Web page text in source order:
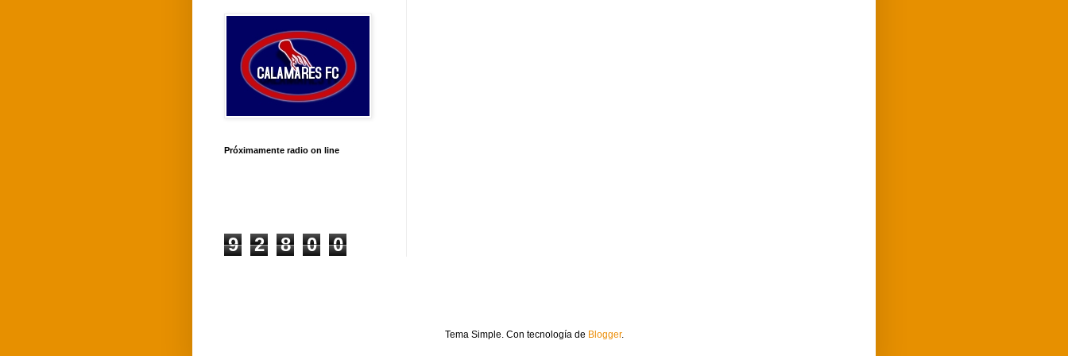
Próximamente radio on line
9 2 8 0 0
Tema Simple. Con tecnología de Blogger.